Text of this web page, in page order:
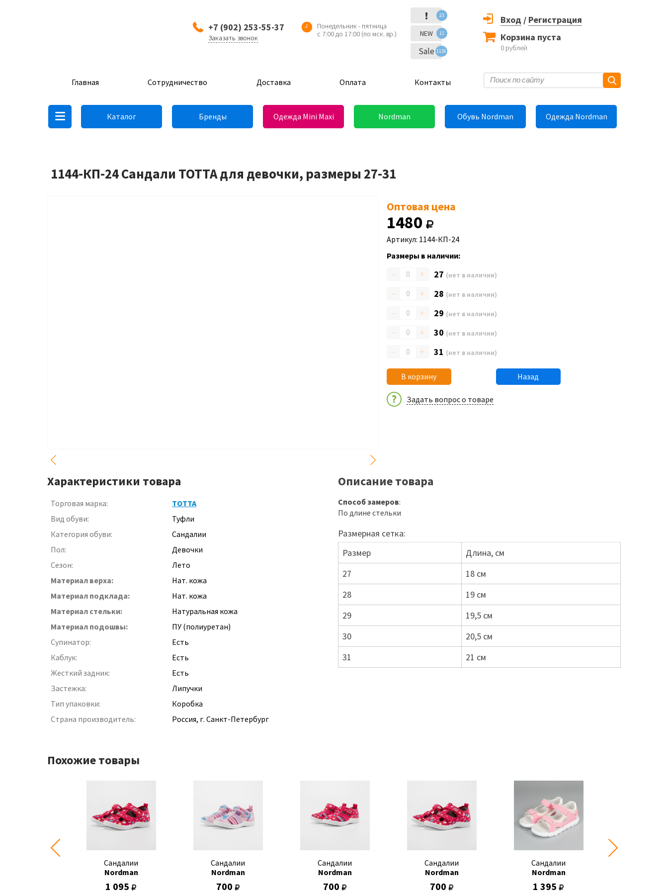
+7 (902) 253-55-37
Заказать звонок
Понедельник - пятница
с 7:00 до 17:00 (по мск. вр.)
! 23
NEW 11
Sale 1136
Вход / Регистрация
Корзина пуста
0 рублей
Главная Сотрудничество Доставка Оплата Контакты
Каталог Бренды Одежда Mini Maxi Nordman Обувь Nordman Одежда Nordman
1144-КП-24 Сандали ТОТТА для девочки, размеры 27-31
Оптовая цена
1480
Артикул: 1144-КП-24
Размеры в наличии:
– + 27 (нет в наличии)
– + 28 (нет в наличии)
– + 29 (нет в наличии)
– + 30 (нет в наличии)
– + 31 (нет в наличии)
В корзину Назад
Задать вопрос о товаре
Характеристики товара
Торговая марка:
ТОТТА
Вид обуви:
Туфли
Категория обуви:
Сандалии
Пол:
Девочки
Сезон:
Лето
Материал верха:
Нат. кожа
Материал подклада:
Нат. кожа
Материал стельки:
Натуральная кожа
Материал подошвы:
ПУ (полиуретан)
Супинатор:
Есть
Каблук:
Есть
Жесткий задник:
Есть
Застежка:
Липучки
Тип упаковки:
Коробка
Страна производитель:
Россия, г. Санкт-Петербург
Описание товара
Способ замеров:
По длине стельки
Размерная сетка:
Размер
Длина, см
27
18 см
28
19 см
29
19,5 см
30
20,5 см
31
21 см
Похожие товары
Сандалии
Nordman
1 095
Сандалии
Nordman
700
Сандалии
Nordman
700
Сандалии
Nordman
700
Сандалии
Nordman
1 395